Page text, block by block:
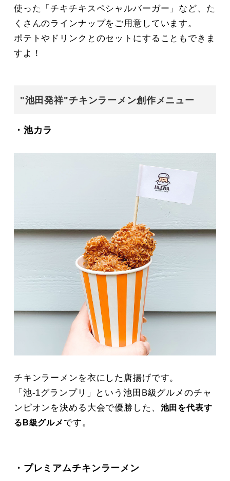
使った「チキチキスペシャルバーガー」など、た
くさんのラインナップをご用意しています。
ポテトやドリンクとのセットにすることもできま
すよ！
"池田発祥"チキンラーメン創作メニュー
・池カラ
チキンラーメンを衣にした唐揚げです。
「池-1グランプリ」という池田B級グルメのチャ
ンピオンを決める大会で優勝した、
池田を代表す
るB級グルメ です。
・プレミアムチキンラーメン